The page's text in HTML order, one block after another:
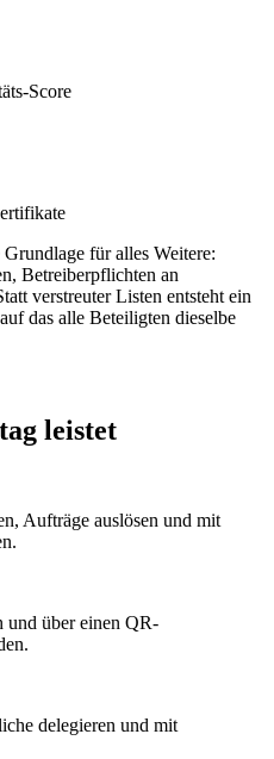
Score
für alles Weitere:
Betreiberpflichten an
verstreuter Listen entsteht ein
das alle Beteiligten dieselbe
leistet
Aufträge auslösen und mit
und über einen QR-
delegieren und mit